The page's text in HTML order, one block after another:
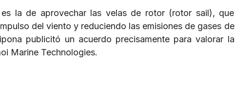
la de aprovechar las velas de rotor (rotor sail), que
del viento y reduciendo las emisiones de gases de
publicitó un acuerdo precisamente para valorar la
Marine Technologies.